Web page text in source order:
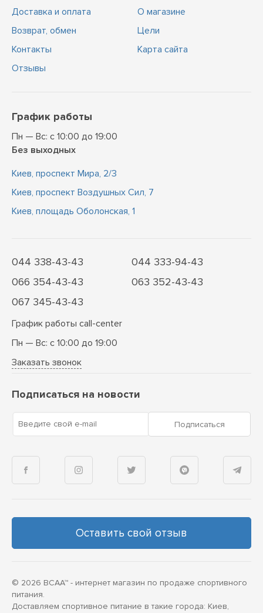
Доставка и оплата
Возврат, обмен
Контакты
Отзывы
О магазине
Цели
Карта сайта
График работы
Пн — Вс: с 10:00 до 19:00
Без выходных
Киев, проспект Мира, 2/3
Киев, проспект Воздушных Сил, 7
Киев, площадь Оболонская, 1
044 338-43-43
044 333-94-43
066 354-43-43
063 352-43-43
067 345-43-43
График работы call-center
Пн — Вс: с 10:00 до 19:00
Заказать звонок
Подписаться на новости
Введите свой e-mail Подписаться
Оставить свой отзыв
© 2026 BCAA™ - интернет магазин по продаже спортивного
питания.
Доставляем спортивное питание в такие города: Киев,